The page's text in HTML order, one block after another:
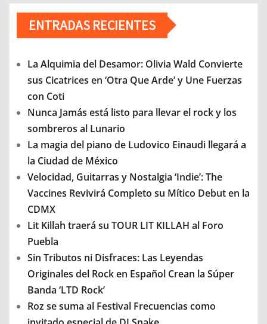
ENTRADAS RECIENTES
La Alquimia del Desamor: Olivia Wald Convierte
sus Cicatrices en ‘Otra Que Arde’ y Une Fuerzas
con Coti
Nunca Jamás está listo para llevar el rock y los
sombreros al Lunario
La magia del piano de Ludovico Einaudi llegará a
la Ciudad de México
Velocidad, Guitarras y Nostalgia ‘Indie’: The
Vaccines Revivirá Completo su Mítico Debut en la
CDMX
Lit Killah traerá su TOUR LIT KILLAH al Foro
Puebla
Sin Tributos ni Disfraces: Las Leyendas
Originales del Rock en Español Crean la Súper
Banda ‘LTD Rock’
Roz se suma al Festival Frecuencias como